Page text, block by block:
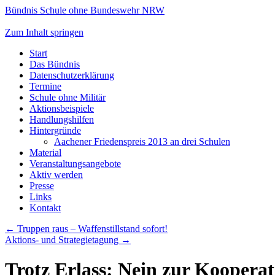
Bündnis Schule ohne Bundeswehr NRW
Zum Inhalt springen
Start
Das Bündnis
Datenschutzerklärung
Termine
Schule ohne Militär
Aktionsbeispiele
Handlungshilfen
Hintergründe
Aachener Friedenspreis 2013 an drei Schulen
Material
Veranstaltungsangebote
Aktiv werden
Presse
Links
Kontakt
← Truppen raus – Waffenstillstand sofort!
Aktions- und Strategietagung →
Trotz Erlass: Nein zur